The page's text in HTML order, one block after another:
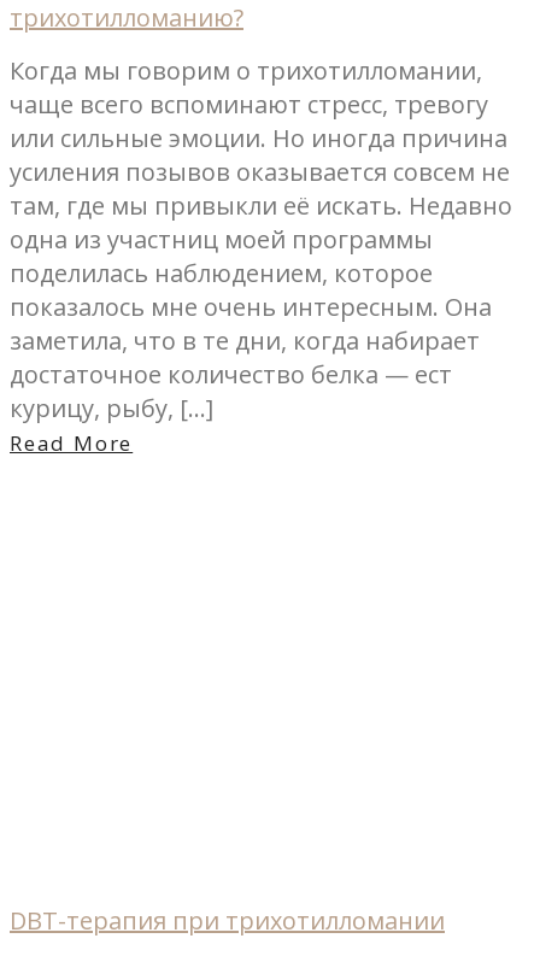
трихотилломанию?
Когда мы говорим о трихотилломании,
чаще всего вспоминают стресс, тревогу
или сильные эмоции. Но иногда причина
усиления позывов оказывается совсем не
там, где мы привыкли её искать. Недавно
одна из участниц моей программы
поделилась наблюдением, которое
показалось мне очень интересным. Она
заметила, что в те дни, когда набирает
достаточное количество белка — ест
курицу, рыбу, […]
Read More
DBT-терапия при трихотилломании